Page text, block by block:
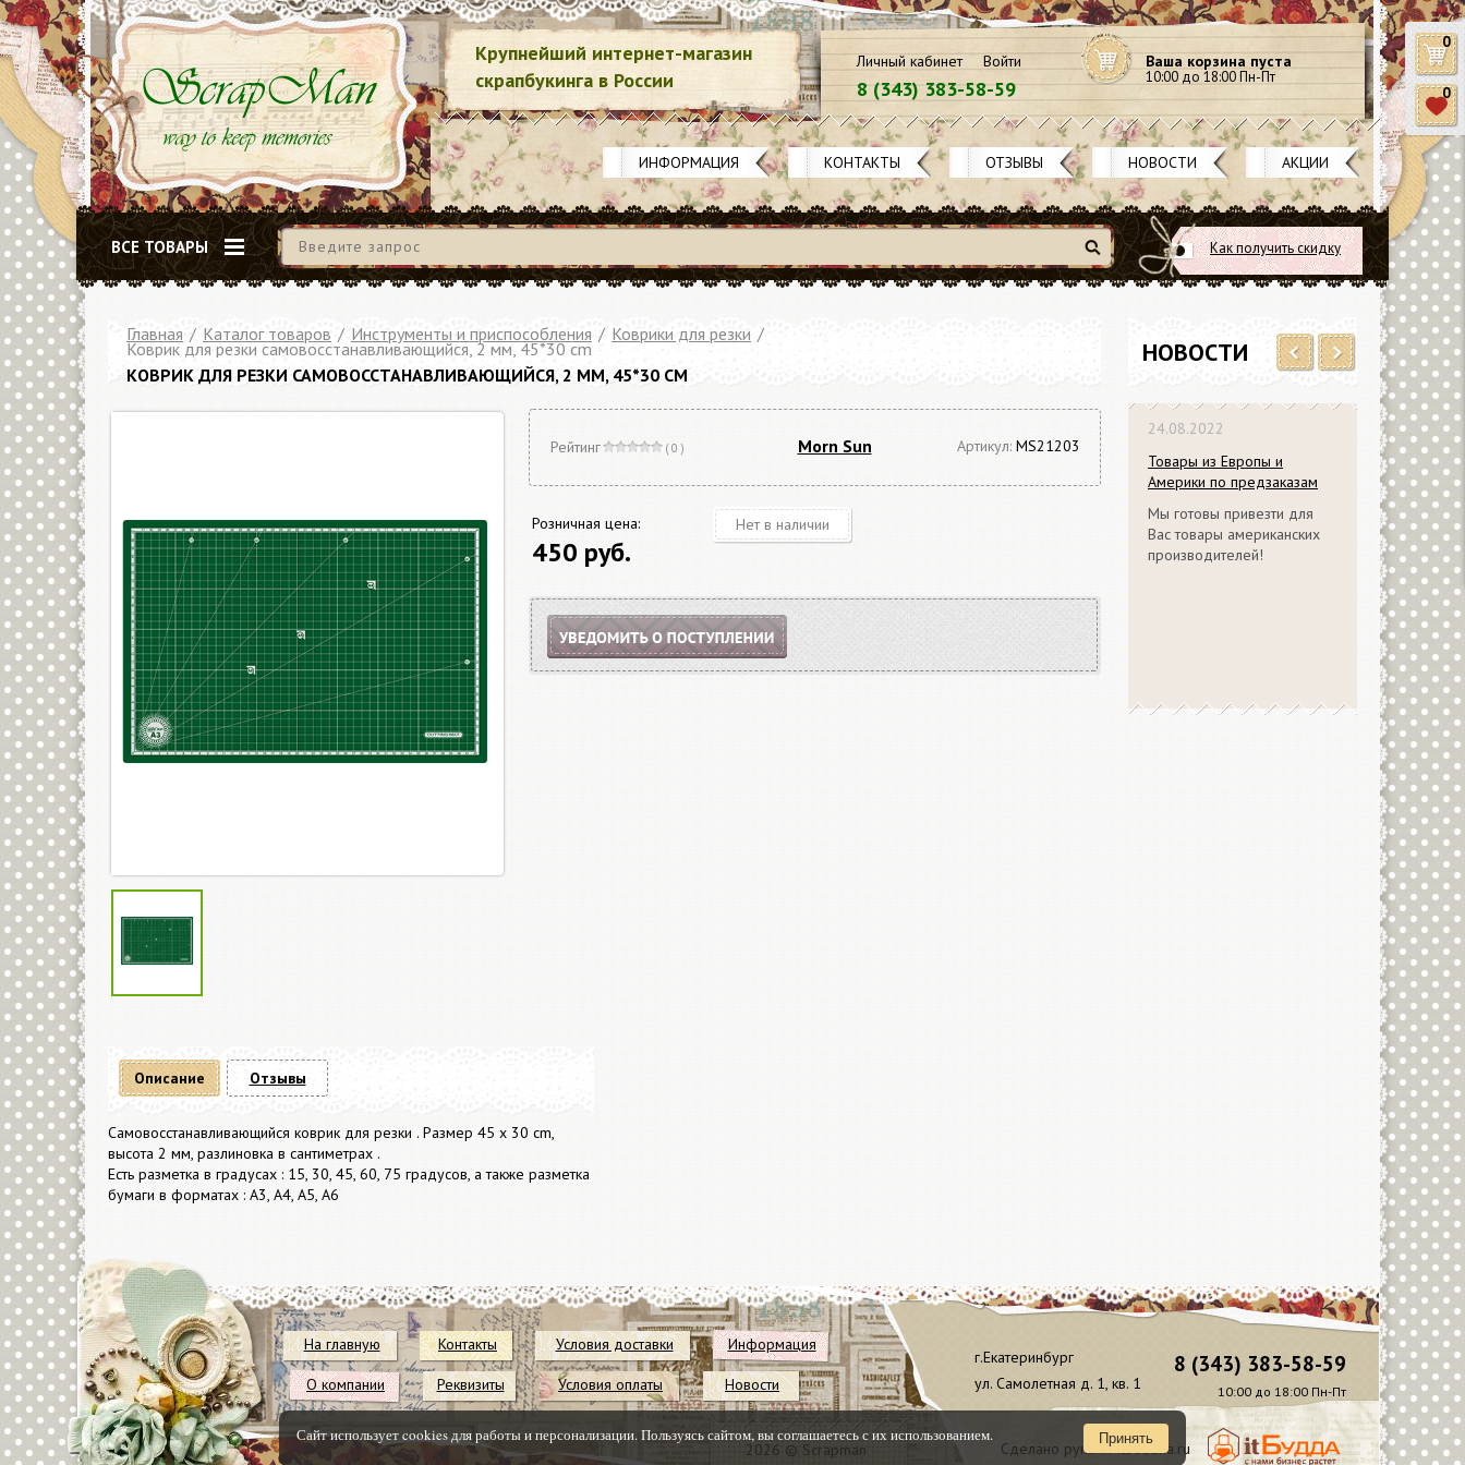
Ваша корзина пуста
10:00 до 18:00 Пн-Пт
Личный кабинет Войти
8 (343) 383-58-59
Крупнейший интернет-магазин
скрапбукинга в России
ИНФОРМАЦИЯ КОНТАКТЫ ОТЗЫВЫ НОВОСТИ АКЦИИ
Как получить скидку
Найти
ВСЕ ТОВАРЫ
НОВОСТИ
24.08.2022
Товары из Европы и
Америки по предзаказам
Мы готовы привезти для
Вас товары американских
производителей!
Главная / Каталог товаров / Инструменты и приспособления / Коврики для резки /
Коврик для резки самовосстанавливающийся, 2 мм, 45*30 cm
КОВРИК ДЛЯ РЕЗКИ САМОВОССТАНАВЛИВАЮЩИЙСЯ, 2 ММ, 45*30 CM
Morn Sun
Рейтинг ( 0 ) Артикул: MS21203
Розничная цена:
450 руб.
Нет в наличии
Описание
Самовосстанавливающийся коврик для резки . Размер 45 x 30 cm,
высота 2 мм, разлиновка в сантиметрах .
Есть разметка в градусах : 15, 30, 45, 60, 75 градусов, а также разметка
бумаги в форматах : А3, А4, А5, А6
Отзывы
8 (343) 383-58-59
10:00 до 18:00 Пн-Пт
г.Екатеринбург
ул. Самолетная д. 1, кв. 1
Сделано руками Itbuddha.ru
2026 © Scrapman
На главную Контакты Условия доставки Информация
О компании Реквизиты Условия оплаты Новости
0
0
Сайт использует cookies для работы и персонализации. Пользуясь сайтом, вы соглашаетесь с их использованием. Принять